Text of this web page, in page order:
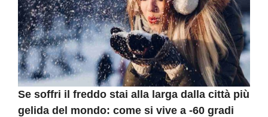
Se soffri il freddo stai alla larga dalla città più
gelida del mondo: come si vive a -60 gradi